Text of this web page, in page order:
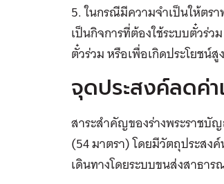
5. ในกรณีมีความจำเป็นให้ตร
เป็นกิจการที่ต้องใช้ระบบตั๋วร่
ตั๋วร่วม หรือเพื่อเกิดประโยชน์
จุดประสงค์ลดค่า
สาระสำคัญของร่างพระราชบั
(54 มาตรา) โดยมีวัตถุประสง
เดินทางโดยระบบขนส่งสาธา